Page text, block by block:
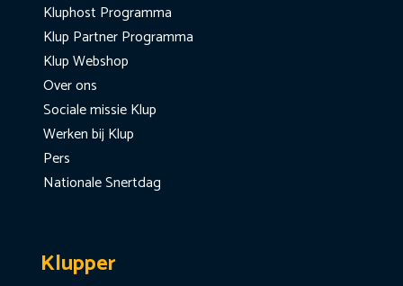
Kluphost Programma
Klup Partner Programma
Klup Webshop
Over ons
Sociale missie Klup
Werken bij Klup
Pers
Nationale Snertdag
Klupper